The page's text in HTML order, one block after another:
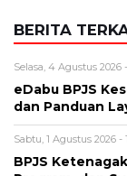
Program, dan
Minggu, 26 Juli 2026 -
Program
Diperkuat, Ini
Jumat, 24 Juli 2026 -
Waspadai 6